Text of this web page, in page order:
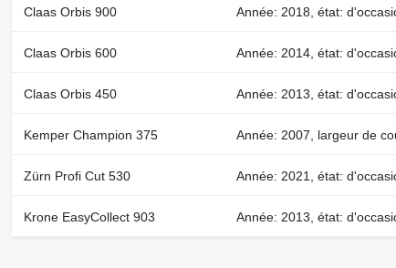
Claas Orbis 900 Année: 2018, état:
Claas Orbis 600 Année: 2014, état:
Claas Orbis 450 Année: 2013, état:
Kemper Champion 375 Année: 2007, largeur de
Zürn Profi Cut 530 Année: 2021, état:
Krone EasyCollect 903 Année: 2013, état: